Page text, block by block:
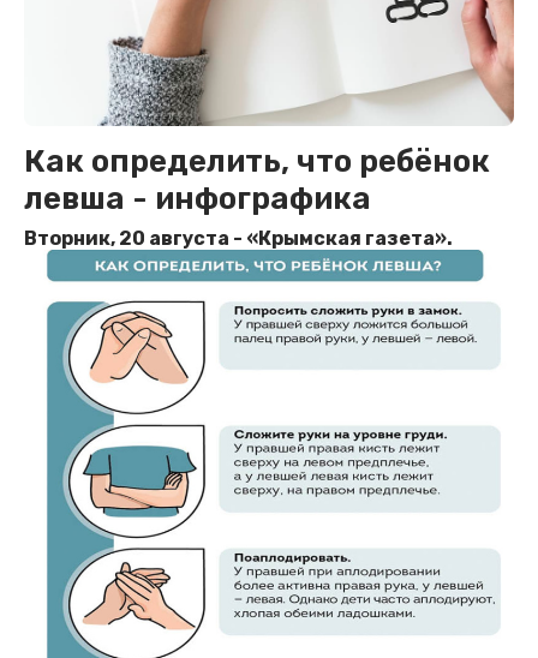
Как определить, что ребёнок
левша - инфографика
Вторник, 20 августа - «Крымская газета».